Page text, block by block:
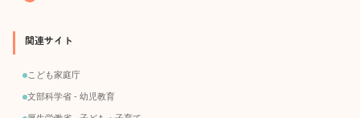
関連サイト
こども家庭庁
文部科学省 - 幼児教育